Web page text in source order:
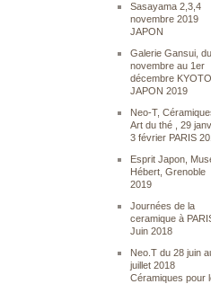
Sasayama 2,3,4
novembre 2019
JAPON
Galerie Gansui,
novembre au 1er
décembre KYOTO
JAPON 2019
Neo-T,
Art du thé , 29
3 février PARIS
Esprit Japon,
Hébert, Grenoble
2019
Journées de la
ceramique à
Juin 2018
Neo.T du 28 juin
juillet 2018
Céramiques pour